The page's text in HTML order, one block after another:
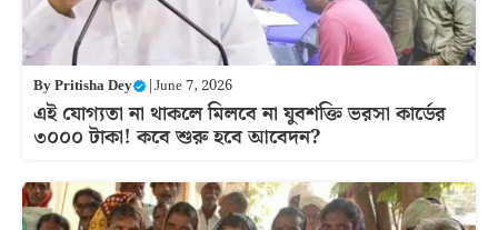
ByPritisha Dey |June 7, 2026
এই যোগ্যতা না থাকলে মিলবে না যুবশক্তি ভরসা কার্ডের
৩০০০ টাকা! কবে শুরু হবে আবেদন?